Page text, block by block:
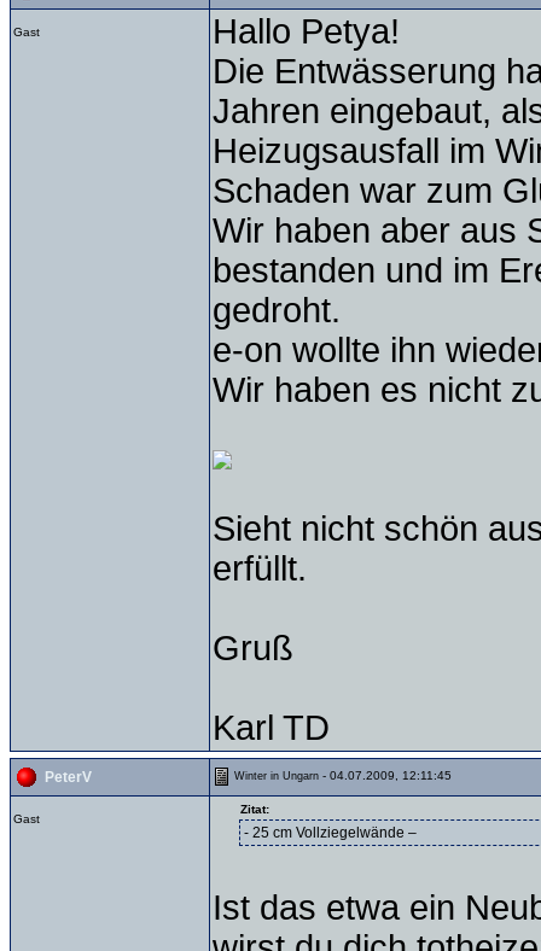
Gast
Hallo Petya!
Die Entwässerung
Jahren eingebaut,
Heizugsausfall im
Schaden war zum
Wir haben aber aus
bestanden und im
gedroht.
e-on wollte ihn
Wir haben es nicht
Sieht nicht schön
erfüllt.
Gruß
Karl TD
PeterV Winter in Ungarn - 04.07.2009, 12:11:45
Gast
Zitat:
- 25 cm Vollziegelwände –
Ist das etwa ein